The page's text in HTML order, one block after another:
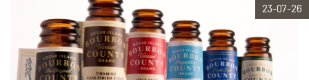
23-07-26